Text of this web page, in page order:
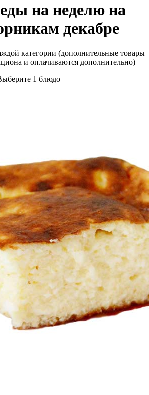
на неделю на
декабре
категории (дополнительные товары
и оплачиваются дополнительно)
1 блюдо